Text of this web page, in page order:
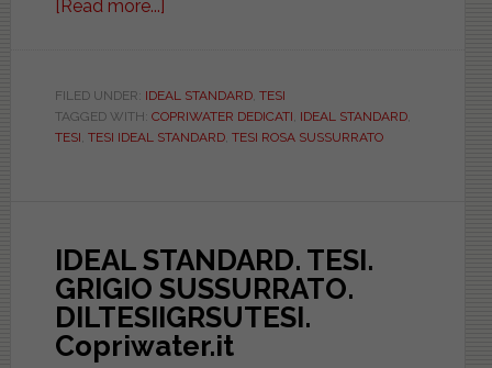
[Read more...]
TESI.
ROSA
SUSSURRATO.
FILED UNDER: IDEAL STANDARD, TESI
TAGGED WITH: COPRIWATER DEDICATI IDEAL STANDARD,
TESI TESI IDEAL STANDARD, TESI ROSA SUSSURRATO
IDEAL STANDARD. TESI.
GRIGIO SUSSURRATO.
DILTESIIGRSUTESI.
Copriwater.it